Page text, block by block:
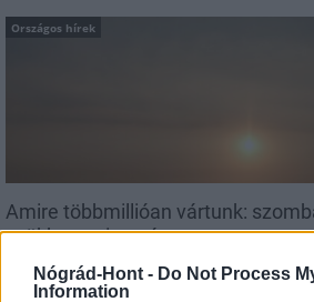
Nógrád-Hont - Do Not Process
Information
Országos hírek
Amire többmillióan vártunk:
csökken a riasztás